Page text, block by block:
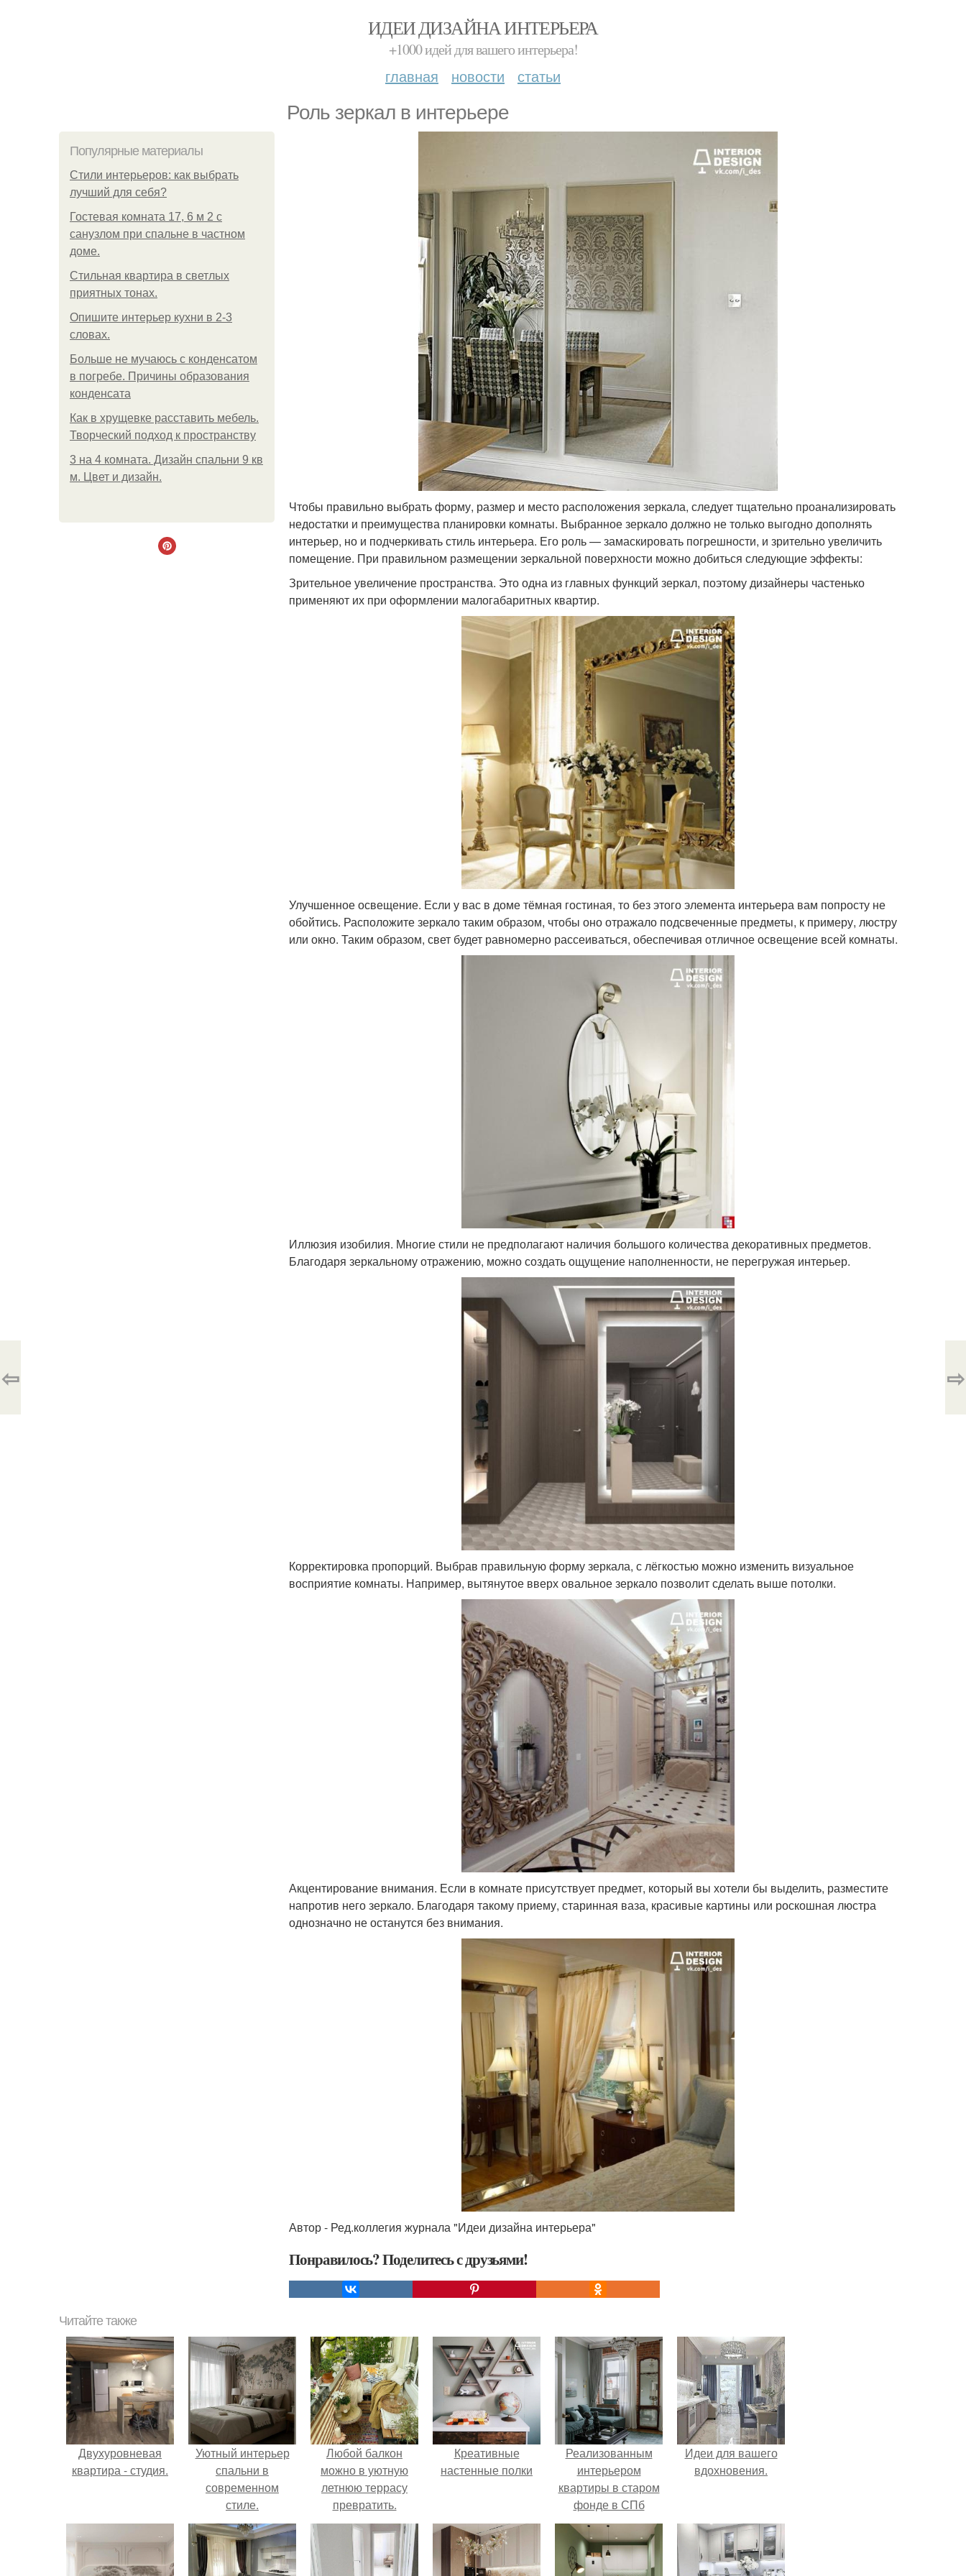
ИДЕИ ДИЗАЙНА ИНТЕРЬЕРА
+1000 идей для вашего интерьера!
главная новости статьи
Роль зеркал в интерьере
Популярные материалы
Стили интерьеров: как выбрать
лучший для себя?
Гостевая комната 17, 6 м 2 с
санузлом при спальне в частном
доме.
Стильная квартира в светлых
приятных тонах.
Опишите интерьер кухни в 2-3
словах.
Больше не мучаюсь с конденсатом
в погребе. Причины образования
конденсата
Как в хрущевке расставить мебель.
Творческий подход к пространству
3 на 4 комната. Дизайн спальни 9 кв
м. Цвет и дизайн.
Чтобы правильно выбрать форму, размер и место расположения зеркала, следует тщательно проанализировать
недостатки и преимущества планировки комнаты. Выбранное зеркало должно не только выгодно дополнять
интерьер, но и подчеркивать стиль интерьера. Его роль — замаскировать погрешности, и зрительно увеличить
помещение. При правильном размещении зеркальной поверхности можно добиться следующие эффекты:
Зрительное увеличение пространства. Это одна из главных функций зеркал, поэтому дизайнеры частенько
применяют их при оформлении малогабаритных квартир.
Улучшенное освещение. Если у вас в доме тёмная гостиная, то без этого элемента интерьера вам попросту не
обойтись. Расположите зеркало таким образом, чтобы оно отражало подсвеченные предметы, к примеру, люстру
или окно. Таким образом, свет будет равномерно рассеиваться, обеспечивая отличное освещение всей комнаты.
Иллюзия изобилия. Многие стили не предполагают наличия большого количества декоративных предметов.
Благодаря зеркальному отражению, можно создать ощущение наполненности, не перегружая интерьер.
Корректировка пропорций. Выбрав правильную форму зеркала, с лёгкостью можно изменить визуальное
восприятие комнаты. Например, вытянутое вверх овальное зеркало позволит сделать выше потолки.
Акцентирование внимания. Если в комнате присутствует предмет, который вы хотели бы выделить, разместите
напротив него зеркало. Благодаря такому приему, старинная ваза, красивые картины или роскошная люстра
однозначно не останутся без внимания.
Автор - Ред.коллегия журнала "Идеи дизайна интерьера"
Понравилось? Поделитесь с друзьями!
⇦ ⇨
Читайте также
Двухуровневая
квартира - студия.
Уютный интерьер
спальни в
современном
стиле.
Любой балкон
можно в уютную
летнюю террасу
превратить.
Креативные
настенные полки
Реализованным
интерьером
квартиры в старом
фонде в СПб
делимся.
Идеи для вашего
вдохновения.